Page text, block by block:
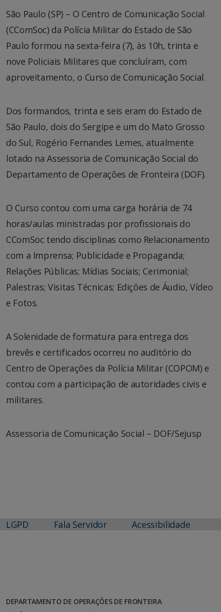
São Paulo (SP) – O Centro de Comunicação Social
(CComSoc) da Polícia Militar do Estado de São
Paulo formou na sexta-feira (7), às 10h, trinta e
nove Policiais Militares que concluíram, com
aproveitamento, o Curso de Comunicação Social.
Dos formandos, trinta e seis eram do Estado de
São Paulo, dois do Sergipe e um do Mato Grosso
do Sul, Rogério Fernandes Lemes, atualmente
lotado na Assessoria de Comunicação Social do
Departamento de Operações de Fronteira (DOF).
O Curso contou com uma carga horária de 74
horas/aulas ministradas por profissionais do
CComSoc tendo disciplinas como Relacionamento
com a Imprensa; Publicidade e Propaganda;
Relações Públicas; Mídias Sociais; Cerimonial;
Palestras; Visitas Técnicas; Edições de Áudio, Vídeo
e Fotos.
A Solenidade de formatura para entrega dos
brevês e certificados ocorreu no auditório do
Centro de Operações da Polícia Militar (COPOM) e
contou com a participação de autoridades civis e
militares.
Assessoria de Comunicação Social – DOF/Sejusp
LGPD Fala Servidor Acessibilidade
DEPARTAMENTO DE OPERAÇÕES DE FRONTEIRA